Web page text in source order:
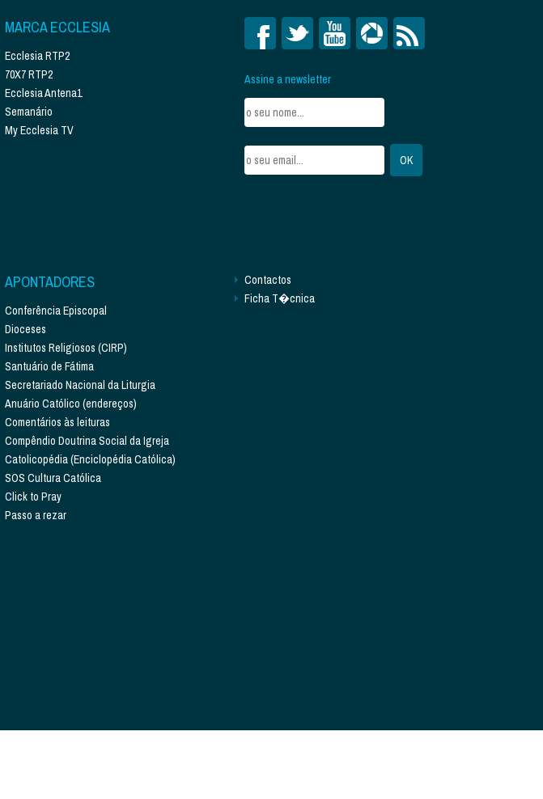
MARCA ECCLESIA
Ecclesia RTP2
70X7 RTP2
Ecclesia Antena1
Semanário
My Ecclesia TV
Assine a newsletter
APONTADORES
Conferência Episcopal
Dioceses
Institutos Religiosos (CIRP)
Santuário de Fátima
Secretariado Nacional da Liturgia
Anuário Católico (endereços)
Comentários às leituras
Compêndio Doutrina Social da Igreja
Catolicopédia (Enciclopédia Católica)
SOS Cultura Católica
Click to Pray
Passo a rezar
Contactos
Ficha T�cnica